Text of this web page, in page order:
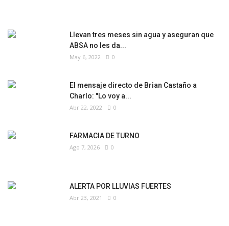
Llevan tres meses sin agua y aseguran que
ABSA no les da...
May 6, 2022 0
El mensaje directo de Brian Castaño a
Charlo: "Lo voy a...
Abr 22, 2022 0
FARMACIA DE TURNO
Ago 7, 2026 0
ALERTA POR LLUVIAS FUERTES
Abr 23, 2021 0